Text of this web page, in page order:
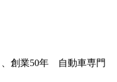
、創業50年 自動車専門